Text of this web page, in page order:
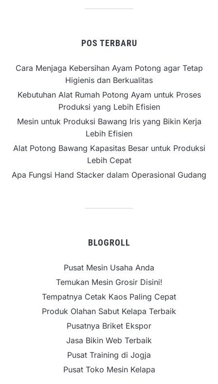
POS TERBARU
Cara Menjaga Kebersihan Ayam Potong agar Tetap
Higienis dan Berkualitas
Kebutuhan Alat Rumah Potong Ayam untuk Proses
Produksi yang Lebih Efisien
Mesin untuk Produksi Bawang Iris yang Bikin Kerja
Lebih Efisien
Alat Potong Bawang Kapasitas Besar untuk Produksi
Lebih Cepat
Apa Fungsi Hand Stacker dalam Operasional Gudang
BLOGROLL
Pusat Mesin Usaha Anda
Temukan Mesin Grosir Disini!
Tempatnya Cetak Kaos Paling Cepat
Produk Olahan Sabut Kelapa Terbaik
Pusatnya Briket Ekspor
Jasa Bikin Web Terbaik
Pusat Training di Jogja
Pusat Toko Mesin Kelapa